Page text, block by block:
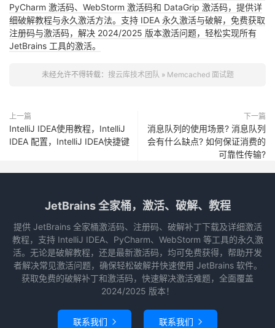
PyCharm 激活码、WebStorm 激活码和 DataGrip 激活码，提供详
细破解教程与永久激活方法。支持 IDEA 永久激活与破解，免费获取
注册码与激活码，解决 2024/2025 版本激活问题，轻松实现所有
JetBrains 工具的激活。
未经允许不得转载： 搜云库技术团队 » Memcached 面试题
上一篇
IntelliJ IDEA使用教程，IntelliJ
IDEA 配置，IntelliJ IDEA快捷键
下一篇
消息队列的使用场景? 消息队列
会有什么缺点? 如何保证消费的
可靠性传输?
JetBrains 全家桶，激活、破解、教程
提供 JetBrains 全家桶激活码、注册码、破解补丁下载及详细激活
教程，支持 IntelliJ IDEA、PyCharm、WebStorm 等工具的永久激
活。无论是破解教程，还是最新激活码，均可免费获得，帮助开发
者解决常见激活问题，确保轻松破解并快速使用 JetBrains 软件。
获取免费的破解补丁和激活码，快速解决激活难题，全面覆盖
2024/2025 版本！
联系我们  联系我们 